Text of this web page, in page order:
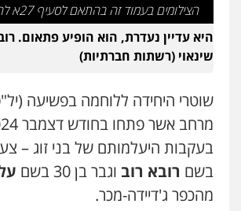
עו"ד איהאב ג'לג'ולי
פלילי מעצרים וחקירות
אסירים
0505216700
אייל בן שושן, עורך דין
פלילי מעצרים וחקירות
נוער רישום פלילי
0522763105
עו"ד שלומי שרון
הצילומים בעמוד זה בהתאם לסעיף 27א לחוק זכויות יוצרים
היא עדיין נעדרת, הוא הופיע פתאום.
שינאוי (רשתות חברתיות)
שוטרי היחידה ללוחמה בפשיעה
בשם רובא רוב וגבר בן 30 בשם
מהכפר ג'דיידה-מכר.